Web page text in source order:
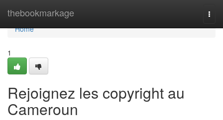
thebookmarkage
Home
Home
1
Rejoignez les copyright au
Cameroun